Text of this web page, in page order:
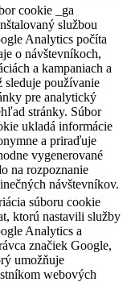
cookie _ga
službou
Analytics počíta
o návštevníkoch,
a kampaniach a
sleduje používanie
pre analytický
stránky. Súbor
ukladá informácie
a priraďuje
vygenerované
na rozpoznanie
návštevníkov.
súboru cookie
ktorú nastavili služby
Analytics a
značiek Google,
umožňuje
webových